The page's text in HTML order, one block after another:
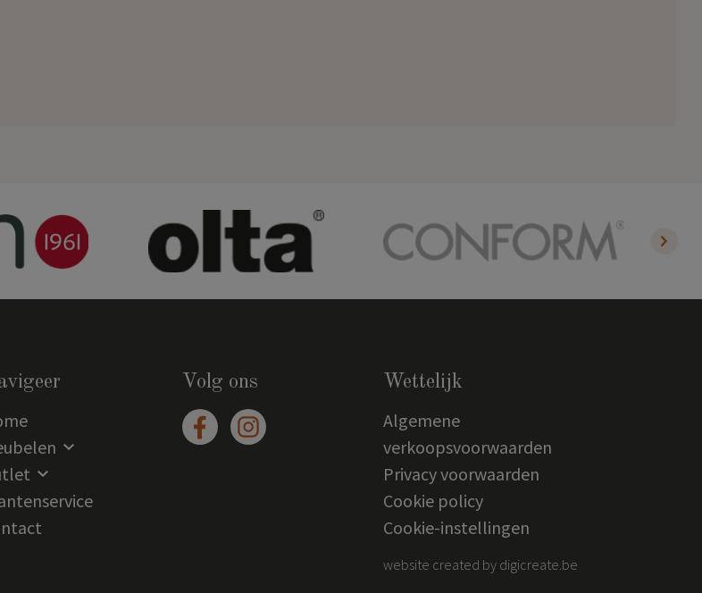
Volg ons Wettelijk
Algemene
verkoopsvoorwaarden
Privacy voorwaarden
Cookie policy
Cookie-instellingen
website created by digicreate.be